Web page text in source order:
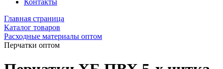
Контакты
Главная страница
Каталог товаров
Расходные материалы оптом
Перчатки оптом